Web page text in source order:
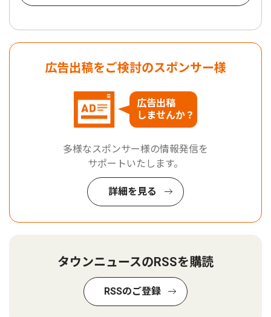
広告出稿をご検討のスポンサー様
広告出稿
しませんか？
多様なスポンサー様の情報発信を
サポートいたします。
詳細を見る
タウンニュースのRSSを購読
RSSのご登録